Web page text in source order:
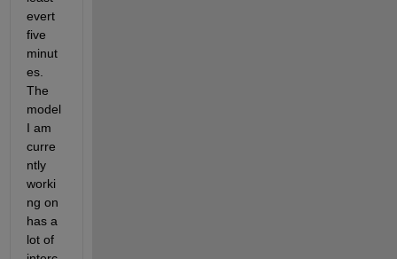
evert
five
minut
es.
The
model
I am
curre
ntly
worki
ng on
has a
lot of